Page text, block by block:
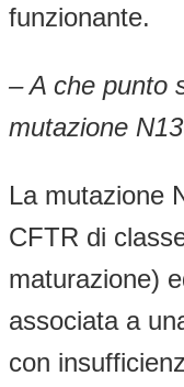
funzionante.
– A che punto
mutazione
La mutazione
CFTR di
maturazione)
associata a
con